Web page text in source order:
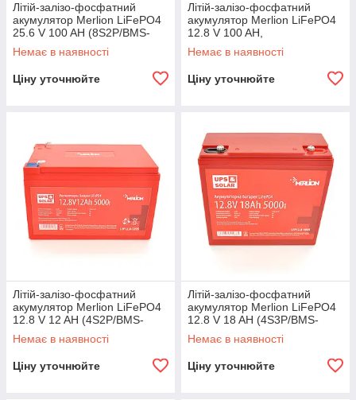
Літій-залізо-фосфатний
акумулятор Merlion LiFePO4
25.6 V 100 AH (8S2P/BMS-
100A), (522x238x225), до
5000 циклів
Немає в наявності
Ціну уточнюйте
Літій-залізо-фосфатний
акумулятор Merlion LiFePO4
12.8 V 100 AH,
(330x173x220), 10,3kg до
5000 циклів
Немає в наявності
Ціну уточнюйте
Літій-залізо-фосфатний
акумулятор Merlion LiFePO4
12.8 V 12 AH (4S2P/BMS-
15A), (151x98x95), 2,5kg for
UPS, до
Немає в наявності
Ціну уточнюйте
Літій-залізо-фосфатний
акумулятор Merlion LiFePO4
12.8 V 18 AH (4S3P/BMS-
20A), (181x77x168), 2,8kg for
UPS, до
Немає в наявності
Ціну уточнюйте